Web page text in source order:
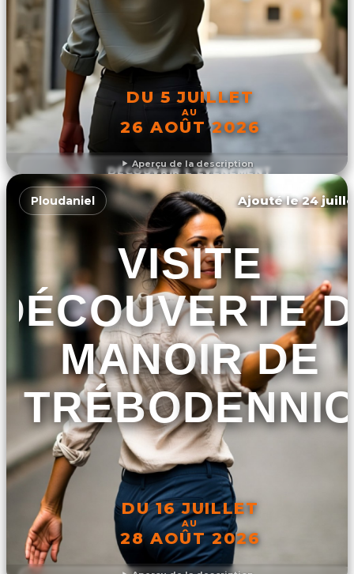
Aperçu de la description
DU 5 JUILLET
AU
26 AOÛT 2026
DÉCOUVRIR L'ÉVÉNEMENT
Ploudaniel Ajouté le 24
VISITE
MANOIR DE
DU 16 JUILLET
AU
28 AOÛT 2026